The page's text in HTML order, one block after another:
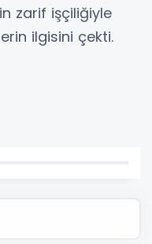
zarif işçiliğiyle
ilgisini çekti.